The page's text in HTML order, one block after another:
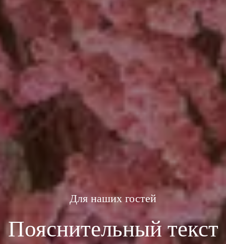
Для наших гостей
Пояснительный текст